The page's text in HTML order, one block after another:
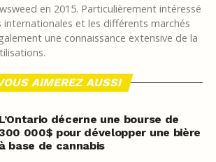
en 2015. Particulièrement intéressé
internationales et les différents marchés
une connaissance extensive de la
AIMEREZ AUSSI
L’Ontario décerne une bourse de
000$ pour développer une bière
à base de cannabis